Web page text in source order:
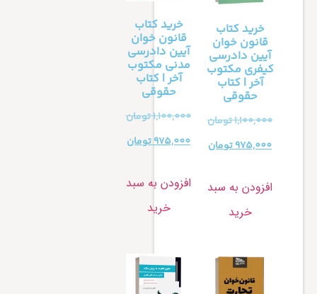
خرید کتاب
قانون خوان
آیین دادرسی
کیفری مکتوب
آخر | کتاب
حقوقی
1,100,000تومان
975,000تومان
افزودن به سبد
خرید
خرید کتاب
قانون خوان
آیین دادرسی
مدنی مکتوب
آخر | کتاب
حقوقی
1,100,000تومان
975,000تومان
افزودن به سبد
خرید